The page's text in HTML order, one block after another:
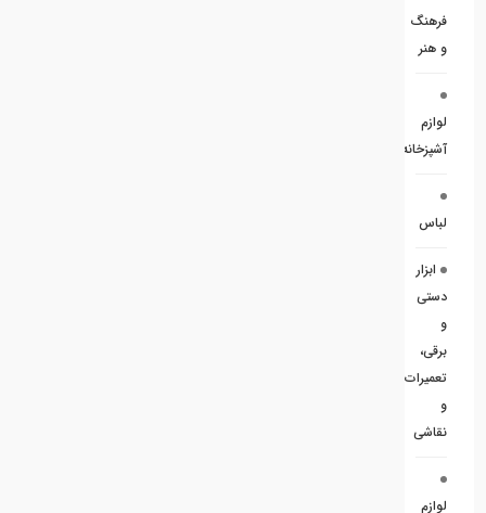
فرهنگ
و هنر
لوازم
آشپزخانه
لباس
ابزار
دستی
و
برقی،
تعمیرات
و
نقاشی
لوازم